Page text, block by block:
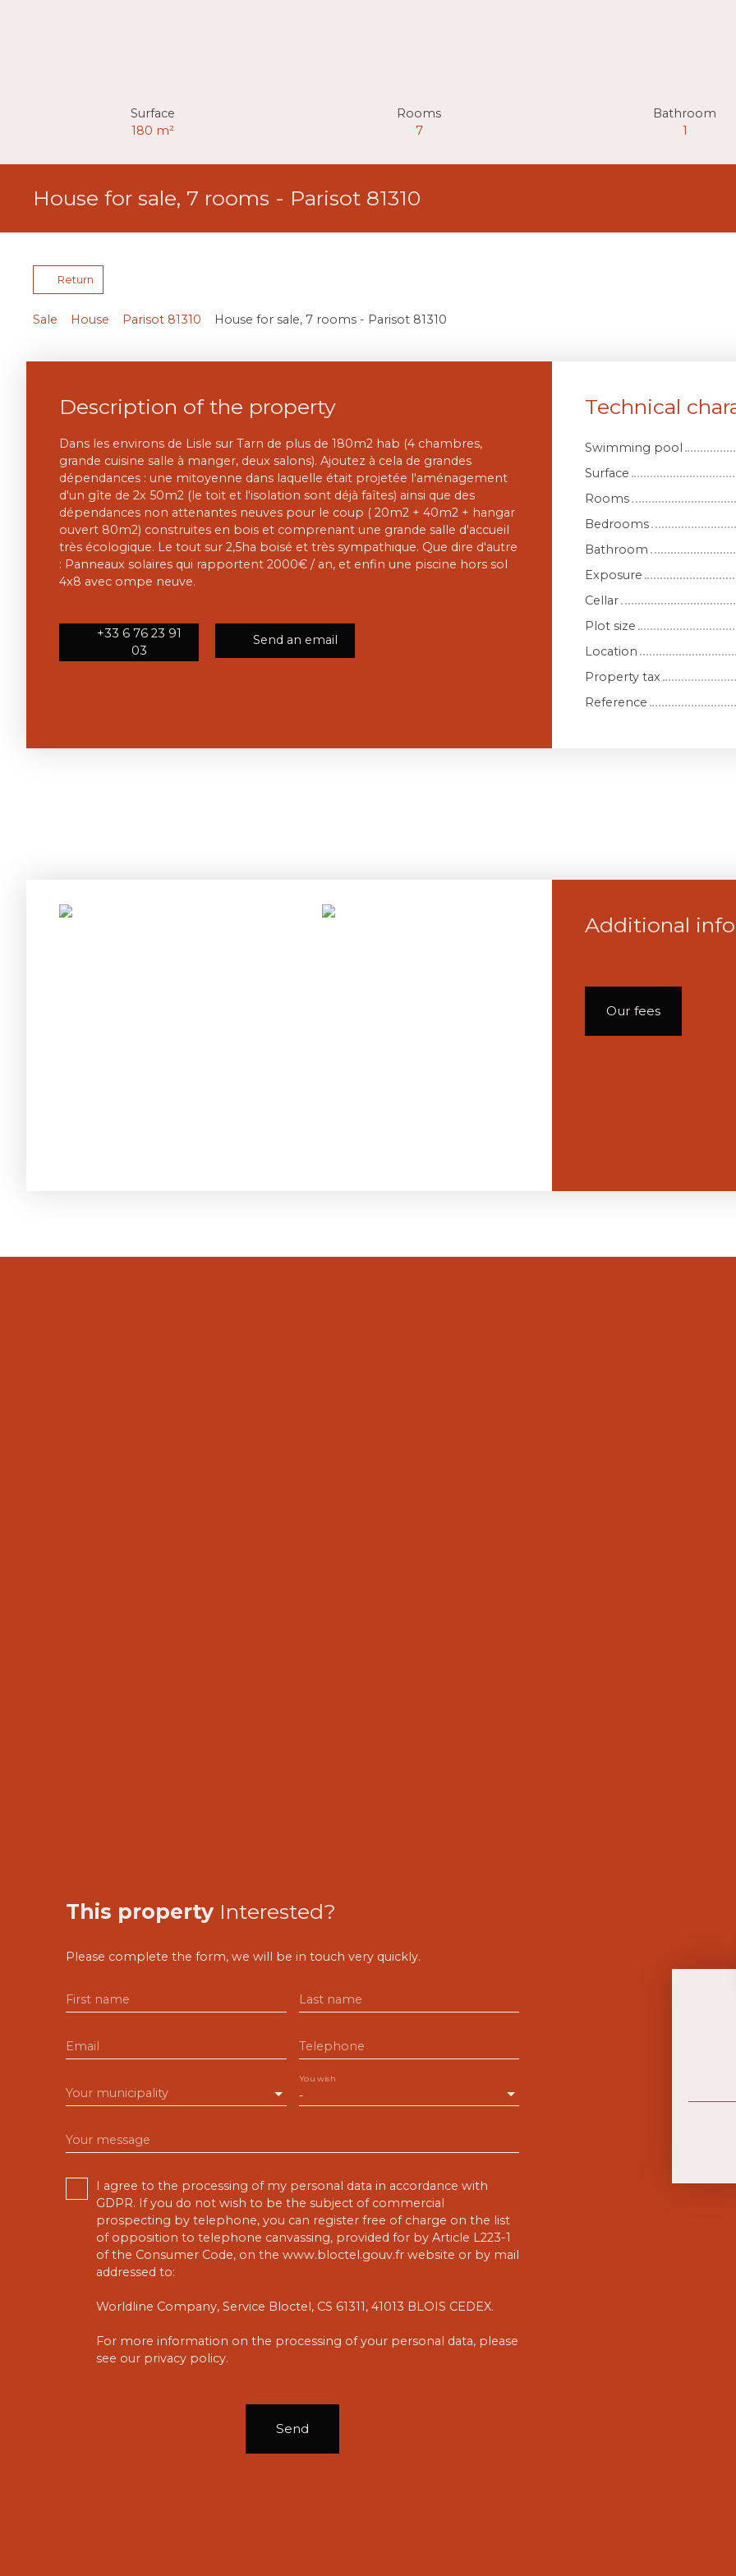
Surface
180 m²
Rooms
7
Bathroom
1
House for sale, 7 rooms - Parisot 81310
Return
Sale House Parisot 81310 House for sale, 7 rooms - Parisot 81310
Description of the property
Dans les environs de Lisle sur Tarn de plus de 180m2 hab (4 chambres,
grande cuisine salle à manger, deux salons). Ajoutez à cela de grandes
dépendances : une mitoyenne dans laquelle était projetée l'aménagement
d'un gîte de 2x 50m2 (le toit et l'isolation sont déjà faîtes) ainsi que des
dépendances non attenantes neuves pour le coup ( 20m2 + 40m2 + hangar
ouvert 80m2) construites en bois et comprenant une grande salle d'accueil
très écologique. Le tout sur 2,5ha boisé et très sympathique. Que dire d'autre
: Panneaux solaires qui rapportent 2000€ / an, et enfin une piscine hors sol
4x8 avec ompe neuve.
+33 6 76 23 91
03
Send an email
Technical
Swimming pool
Surface
Rooms
Bedrooms
Bathroom
Exposure
Cellar
Plot size
Location
Property tax
Reference
Additional
Our fees
This property Interested?
Please complete the form, we will be in touch very quickly.
First name Last name
Email Telephone
Your municipality -
You wish
Your message
I agree to the processing of my personal data in accordance with
GDPR. If you do not wish to be the subject of commercial
prospecting by telephone, you can register free of charge on the list
of opposition to telephone canvassing, provided for by Article L223-1
of the Consumer Code, on the www.bloctel.gouv.fr website or by mail
addressed to:
Worldline Company, Service Bloctel, CS 61311, 41013 BLOIS CEDEX.
For more information on the processing of your personal data, please
see our privacy policy.
Send